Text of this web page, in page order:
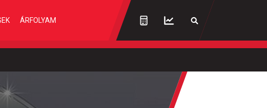
ÁRFOLYAM